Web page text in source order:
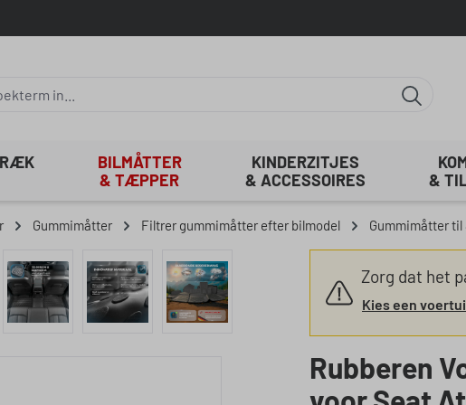
BILMÅTTER
& TÆPPER
KINDERZITJES
& ACCESSOIRES
&
Gummimåtter Filtrer gummimåtter efter bilmodel Gummimåtter til
Zorg dat het
Kies een
Rubberen